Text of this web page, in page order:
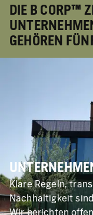
DIE B CORP™
GEHÖREN
Klare Regeln,
Nachhaltigkeit
Wir berichten